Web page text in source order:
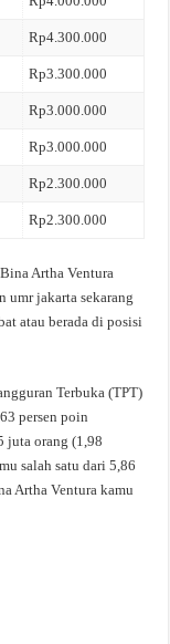
Rp4.300.000
Rp3.300.000
Rp3.000.000
Rp3.000.000
Rp2.300.000
Rp2.300.000
Artha Ventura
umr jakarta sekarang
atau berada di posisi
Terbuka (TPT)
persen poin
juta orang (1,98
salah satu dari 5,86
Artha Ventura kamu